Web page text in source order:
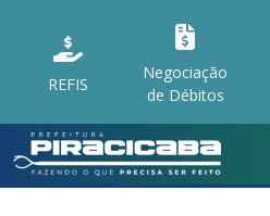
REFIS
Negociação
de Débitos